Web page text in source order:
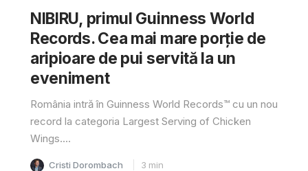
NIBIRU, primul Guinness World
Records. Cea mai mare porție de
aripioare de pui servită la un
eveniment
România intră în Guinness World Records™️ cu un nou
record la categoria Largest Serving of Chicken
Wings....
Cristi Dorombach 3 min